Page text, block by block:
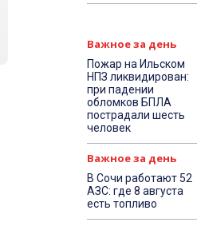
Важное за день
Пожар на Ильском
НПЗ ликвидирован:
при падении
обломков БПЛА
пострадали шесть
человек
Важное за день
В Сочи работают 52
АЗС: где 8 августа
есть топливо